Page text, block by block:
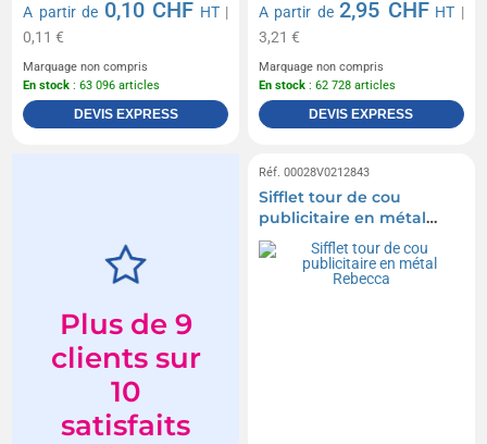
A partir de 0,10 CHF HT|
0,11 €
Marquage non compris
En stock : 63 096 articles
DEVIS EXPRESS
A partir de2,95 CHF HT |
3,21 €
Marquage non compris
En stock : 62 728 articles
DEVIS EXPRESS
Plus de 9
clients sur
10
satisfaits
Réf. 00028V0212843
Sifflet tour de cou
publicitaire en métal
Rebecca